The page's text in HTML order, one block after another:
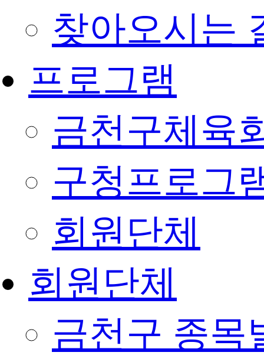
찾아오시는
프로그램
금천구체육
구청프로그
회원단체
회원단체
금천구 종목